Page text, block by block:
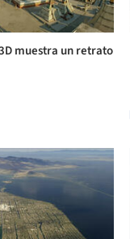
muestra un retrato